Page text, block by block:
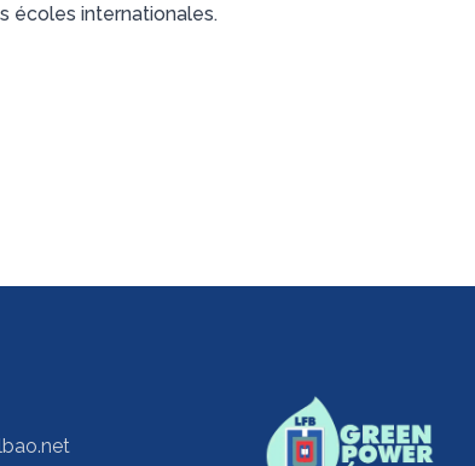
écoles internationales.